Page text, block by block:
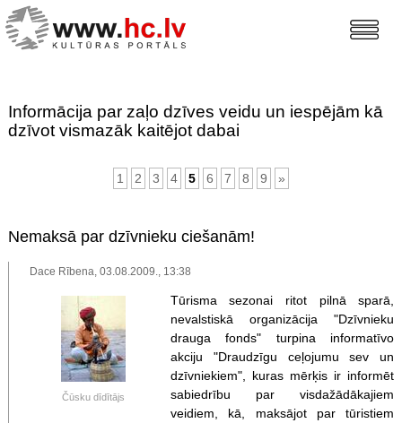
Informācija par zaļo dzīves veidu un iespējām kā
dzīvot vismazāk kaitējot dabai
1 2 3 4 5 6 7 8 9 »
Nemaksā par dzīvnieku ciešanām!
Dace Rībena, 03.08.2009., 13:38
Čūsku dīdītājs
Tūrisma sezonai ritot pilnā sparā,
nevalstiskā organizācija "Dzīvnieku
drauga fonds" turpina informatīvo
akciju "Draudzīgu ceļojumu sev un
dzīvniekiem", kuras mērķis ir informēt
sabiedrību par visdažādākajiem
veidiem, kā, maksājot par tūristiem